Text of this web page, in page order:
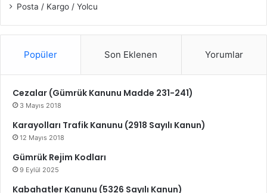
Posta / Kargo / Yolcu
Popüler Son Eklenen Yorumlar
Cezalar (Gümrük Kanunu Madde 231-241)
3 Mayıs 2018
Karayolları Trafik Kanunu (2918 Sayılı Kanun)
12 Mayıs 2018
Gümrük Rejim Kodları
9 Eylül 2025
Kabahatler Kanunu (5326 Sayılı Kanun)